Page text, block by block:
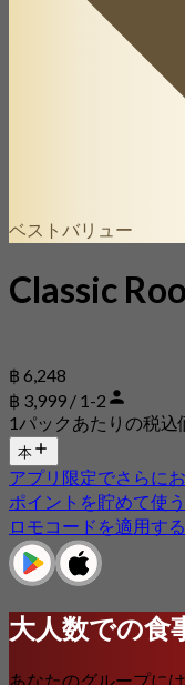
ベストバリュー
Classic
฿ 6,248
฿ 3,999 / 1-2
1パックあたりの税込
本
アプリ限定でさらに
ポイントを貯めて使
ロモコードを適用する
大人数での食
あなたのグループには